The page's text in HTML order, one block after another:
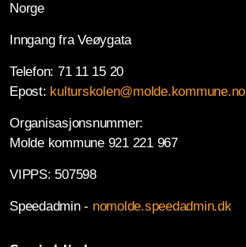
Norge
Inngang fra Veøygata
Telefon: 71 11 15 20
Epost: kulturskolen@molde.kommune.no
Organisasjonsnummer:
Molde kommune 921 221 967
VIPPS: 507598
Speedadmin - nomolde.speedadmin.dk